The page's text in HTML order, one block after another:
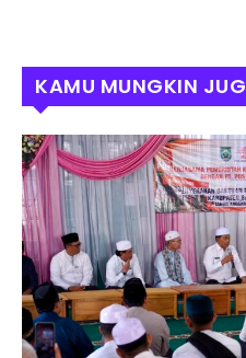
KAMU MUNGKIN